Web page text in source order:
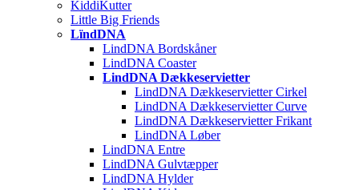
KiddiKutter
Little Big Friends
LïndDNA
LindDNA Bordskåner
LindDNA Coaster
LindDNA Dækkeservietter
LindDNA Dækkeservietter Cirkel
LindDNA Dækkeservietter Curve
LindDNA Dækkeservietter Frikant
LindDNA Løber
LindDNA Entre
LindDNA Gulvtæpper
LindDNA Hylder